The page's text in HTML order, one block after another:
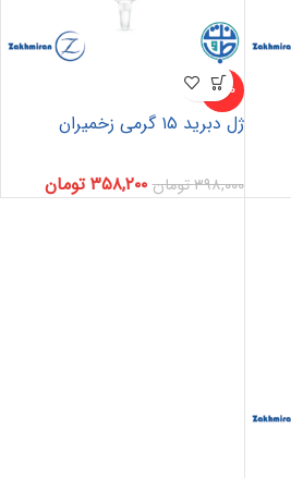
-10%
ژل دبرید ۱۵ گرمی زخمیران
۳۹۸,۰۰۰تومان ۳۵۸,۲۰۰ تومان